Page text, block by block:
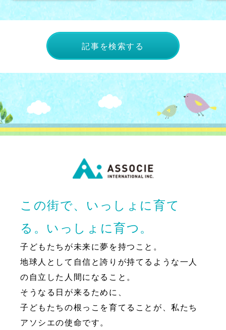
記事を検索する
この街で、いっしょに育て
る。いっしょに育つ。
子どもたちが未来に夢を持つこと。
地球人として自信と誇りが持てるような一人
の自立した人間になること。
そうなる日が来るために、
子どもたちの根っこを育てることが、私たち
アソシエの使命です。